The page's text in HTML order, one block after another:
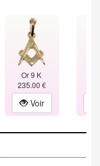
Or 9 K
235.00 €
Voir